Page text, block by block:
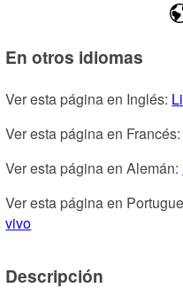
En otros idiomas
Ver esta página en Inglés:
Ver esta página en Francés:
Ver esta página en Alemán:
Ver esta página en
vivo
Descripción